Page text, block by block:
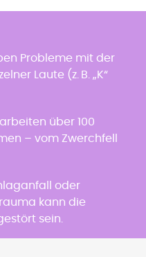
Probleme mit der
Laute (z. B. „K“
über 100
– vom Zwerchfell
oder
kann die
sein.